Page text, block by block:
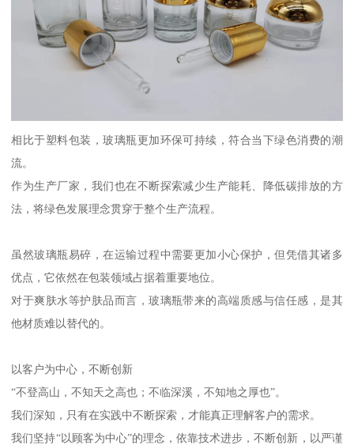
相比于塑料包装，玻璃瓶更加环保可持续，符合当下绿色消费的潮
流。
作为生产厂家，我们也在不断探索减少生产能耗、降低碳排放的方
法，将绿色发展理念贯穿于整个生产流程。
虽然玻璃瓶易碎，在运输过程中需要更加小心保护，但凭借其诸多
优点，它依然在包装领域占据着重要地位。
对于爽肤水等护肤品而言，玻璃瓶带来的高端质感与信任感，是其
他材质难以替代的。
以客户为中心，不断创新
“不登高山，不知天之高也；不临深溪，不知地之厚也”。
我们深知，只有在实践中不断探索，才能真正理解客户的需求。
我们坚持“以顾客为中心”的理念，依靠技术进步，不断创新，以严谨